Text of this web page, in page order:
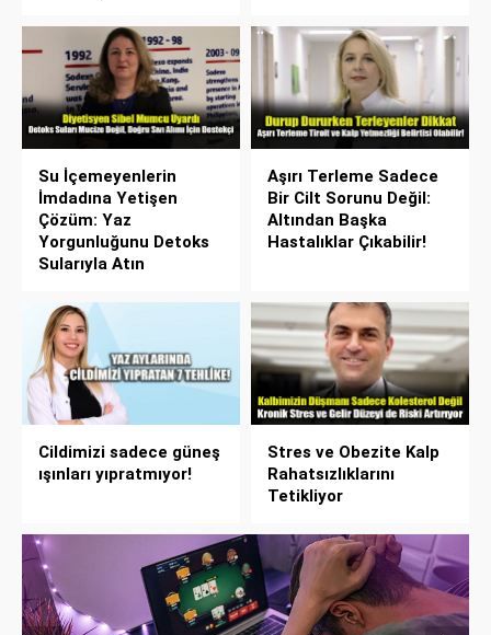
Su İçemeyenlerin
İmdadına Yetişen
Çözüm: Yaz
Yorgunluğunu Detoks
Sularıyla Atın
Aşırı Terleme Sadece
Bir Cilt Sorunu Değil:
Altından Başka
Hastalıklar Çıkabilir!
Cildimizi sadece güneş
ışınları yıpratmıyor!
Stres ve Obezite Kalp
Rahatsızlıklarını
Tetikliyor